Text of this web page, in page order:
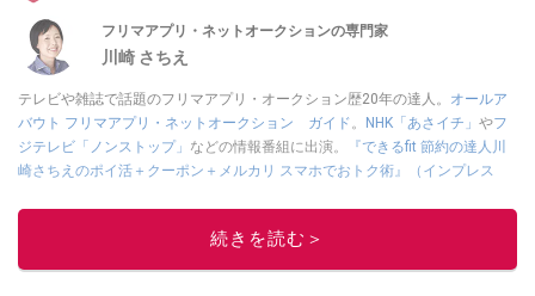
フリマアプリ・ネットオークションの専門家
川崎 さちえ
テレビや雑誌で話題のフリマアプリ・オークション歴20年の達人。 オールア
バウト フリマアプリ・ネットオークション ガイド。 NHK「あさイチ」 やフ
ジテレビ「ノンストップ」 などの情報番組に出演。
『できるfit 節約の達人川
崎さちえのポイ活＋クーポン＋メルカリ スマホでおトク術』（インプレス
的に稼ぐ！』（翔泳社刊）
■経歴：2003年、夫が子育てをするために、突然会社を辞める。翌月からの
続きを読む＞